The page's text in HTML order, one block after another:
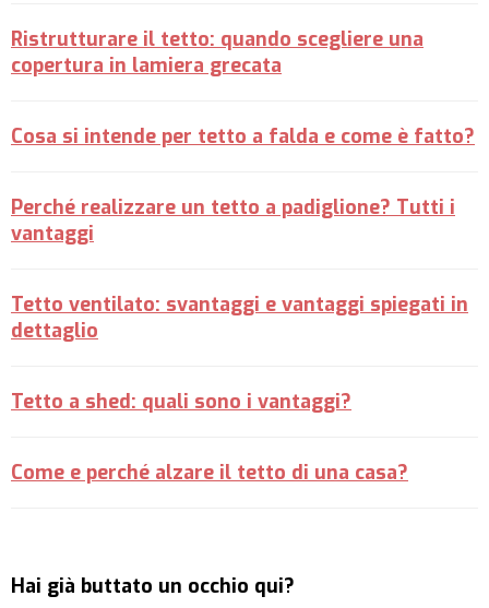
Ristrutturare il tetto: quando scegliere una
copertura in lamiera grecata
Cosa si intende per tetto a falda e come è fatto?
Perché realizzare un tetto a padiglione? Tutti i
vantaggi
Tetto ventilato: svantaggi e vantaggi spiegati in
dettaglio
Tetto a shed: quali sono i vantaggi?
Come e perché alzare il tetto di una casa?
Hai già buttato un occhio qui?